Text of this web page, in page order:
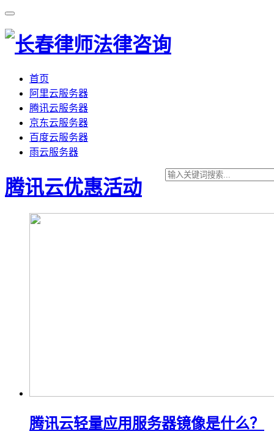
首页
阿里云服务器
腾讯云服务器
京东云服务器
百度云服务器
雨云服务器
腾讯云优惠活动
腾讯云轻量应用服务器镜像是什么？